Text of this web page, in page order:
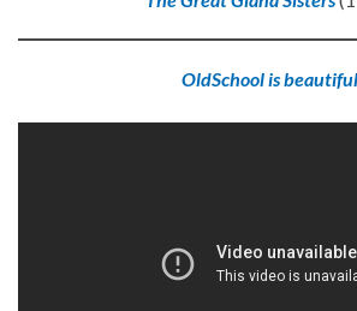
OldSchool is beautiful